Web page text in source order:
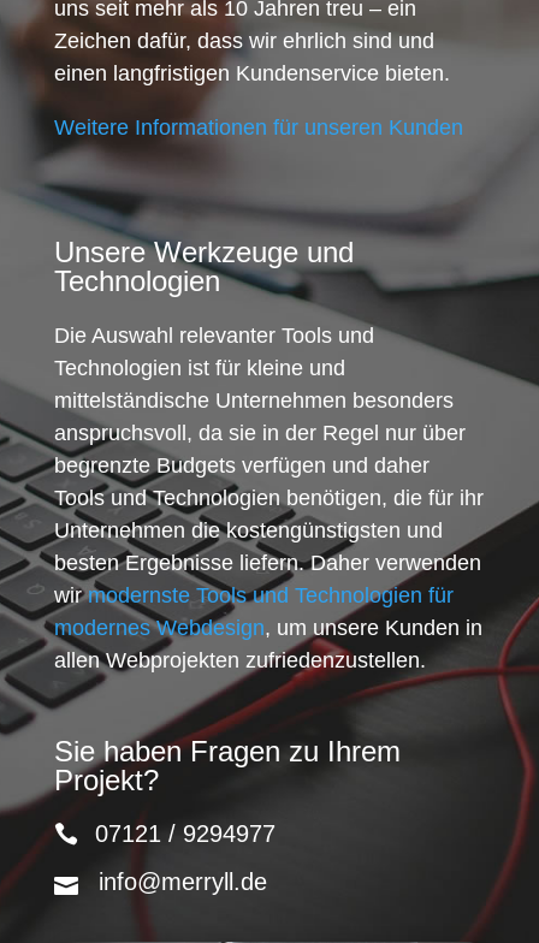
uns seit mehr als 10 Jahren treu – ein
Zeichen dafür, dass wir ehrlich sind und
einen langfristigen Kundenservice bieten.
Weitere Informationen für unseren Kunden
Unsere Werkzeuge und
Technologien
Die Auswahl relevanter Tools und
Technologien ist für kleine und
mittelständische Unternehmen besonders
anspruchsvoll, da sie in der Regel nur über
begrenzte Budgets verfügen und daher
Tools und Technologien benötigen, die für ihr
Unternehmen die kostengünstigsten und
besten Ergebnisse liefern. Daher verwenden
wirmodernste Tools und Technologien für
modernes Webdesign, um unsere Kunden in
allen Webprojekten zufriedenzustellen.
Sie haben Fragen zu Ihrem
Projekt?
07121 / 9294977
info@merryll.de